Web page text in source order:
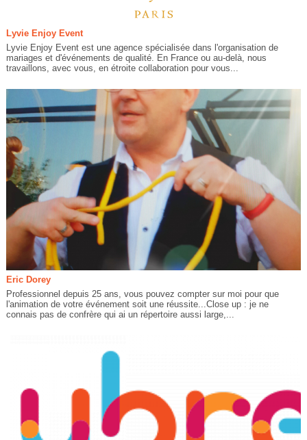
Lyvie Enjoy Event
Lyvie Enjoy Event est une agence spécialisée dans l'organisation de
mariages et d'événements de qualité. En France ou au-delà, nous
travaillons, avec vous, en étroite collaboration pour vous...
Eric Dorey
Professionnel depuis 25 ans, vous pouvez compter sur moi pour que
l'animation de votre événement soit une réussite...Close up : je ne
connais pas de confrère qui ai un répertoire aussi large,...